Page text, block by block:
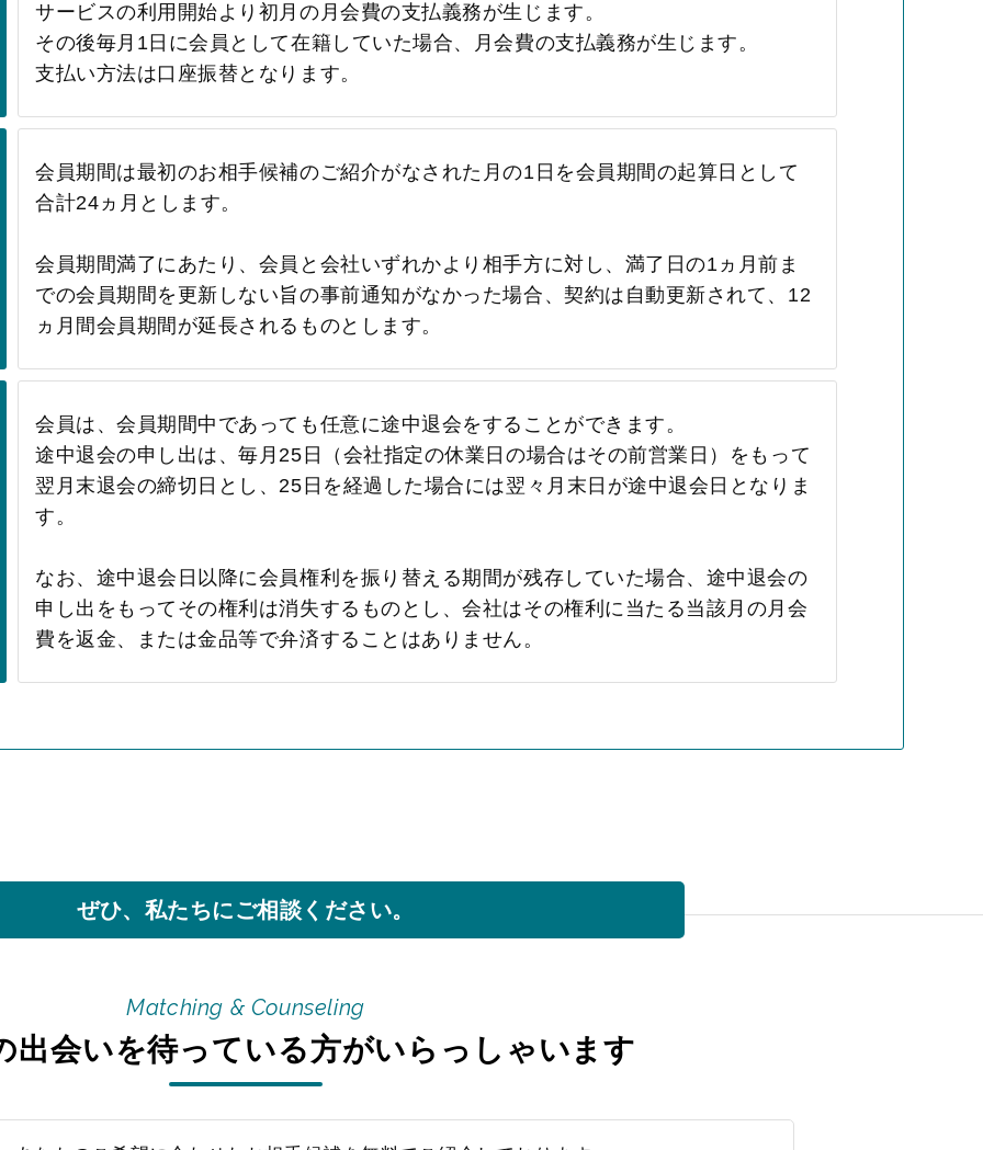
サービスの利用開始より初月の月会費の支払義務が生じます。
その後毎月1日に会員として在籍していた場合、月会費の支払義務が生じます。
支払い方法は口座振替となります。
会員期間は最初のお相手候補のご紹介がなされた月の1日を会員期間の起算日として
合計24ヵ月とします。
会員期間満了にあたり、会員と会社いずれかより相手方に対し、満了日の1ヵ月前ま
での会員期間を更新しない旨の事前通知がなかった場合、契約は自動更新されて、12
ヵ月間会員期間が延長されるものとします。
会員は、会員期間中であっても任意に途中退会をすることができます。
途中退会の申し出は、毎月25日（会社指定の休業日の場合はその前営業日）をもって
翌月末退会の締切日とし、25日を経過した場合には翌々月末日が途中退会日となりま
す。
なお、途中退会日以降に会員権利を振り替える期間が残存していた場合、途中退会の
申し出をもってその権利は消失するものとし、会社はその権利に当たる当該月の月会
費を返金、または金品等で弁済することはありません。
Matching & Counseling
出会いを待っている方がいらっしゃいます